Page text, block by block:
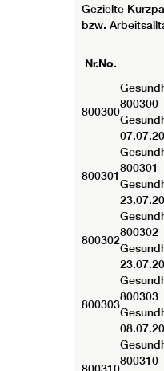
Gezielte
bzw.
Nr.No.
800300
800300
800301
800301
800302
800302
800303
800303
800310